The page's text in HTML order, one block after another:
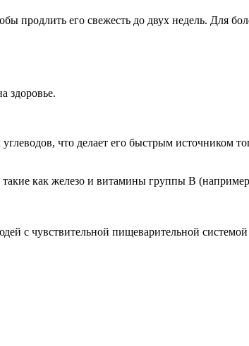
продлить его свежесть до двух недель. Для
здоровье.
что делает его быстрым источником
такие как железо и витамины группы B
с чувствительной пищеварительной